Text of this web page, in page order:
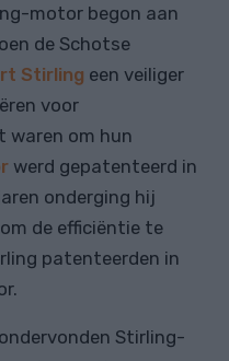
motor begon aan
de Schotse
Stirling een veiliger
voor
waren om hun
werd gepatenteerd in
onderging hij
de efficiëntie te
patenteerden in
Stirling-